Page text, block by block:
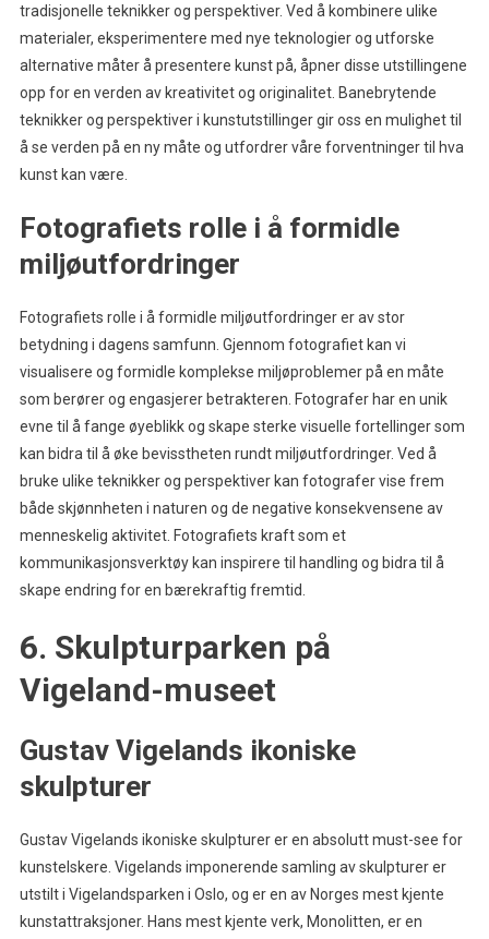
tradisjonelle teknikker og perspektiver. Ved å kombinere ulike
materialer, eksperimentere med nye teknologier og utforske
alternative måter å presentere kunst på, åpner disse utstillingene
opp for en verden av kreativitet og originalitet. Banebrytende
teknikker og perspektiver i kunstutstillinger gir oss en mulighet til
å se verden på en ny måte og utfordrer våre forventninger til hva
kunst kan være.
Fotografiets rolle i å formidle
miljøutfordringer
Fotografiets rolle i å formidle miljøutfordringer er av stor
betydning i dagens samfunn. Gjennom fotografiet kan vi
visualisere og formidle komplekse miljøproblemer på en måte
som berører og engasjerer betrakteren. Fotografer har en unik
evne til å fange øyeblikk og skape sterke visuelle fortellinger som
kan bidra til å øke bevisstheten rundt miljøutfordringer. Ved å
bruke ulike teknikker og perspektiver kan fotografer vise frem
både skjønnheten i naturen og de negative konsekvensene av
menneskelig aktivitet. Fotografiets kraft som et
kommunikasjonsverktøy kan inspirere til handling og bidra til å
skape endring for en bærekraftig fremtid.
6. Skulpturparken på
Vigeland-museet
Gustav Vigelands ikoniske
skulpturer
Gustav Vigelands ikoniske skulpturer er en absolutt must-see for
kunstelskere. Vigelands imponerende samling av skulpturer er
utstilt i Vigelandsparken i Oslo, og er en av Norges mest kjente
kunstattraksjoner. Hans mest kjente verk, Monolitten, er en